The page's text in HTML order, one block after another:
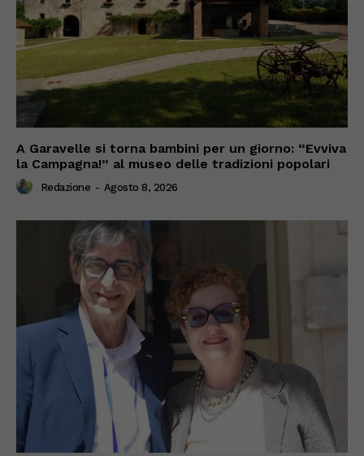
A Garavelle si torna bambini per un giorno: “Evviva
la Campagna!” al museo delle tradizioni popolari
Redazione - Agosto 8, 2026